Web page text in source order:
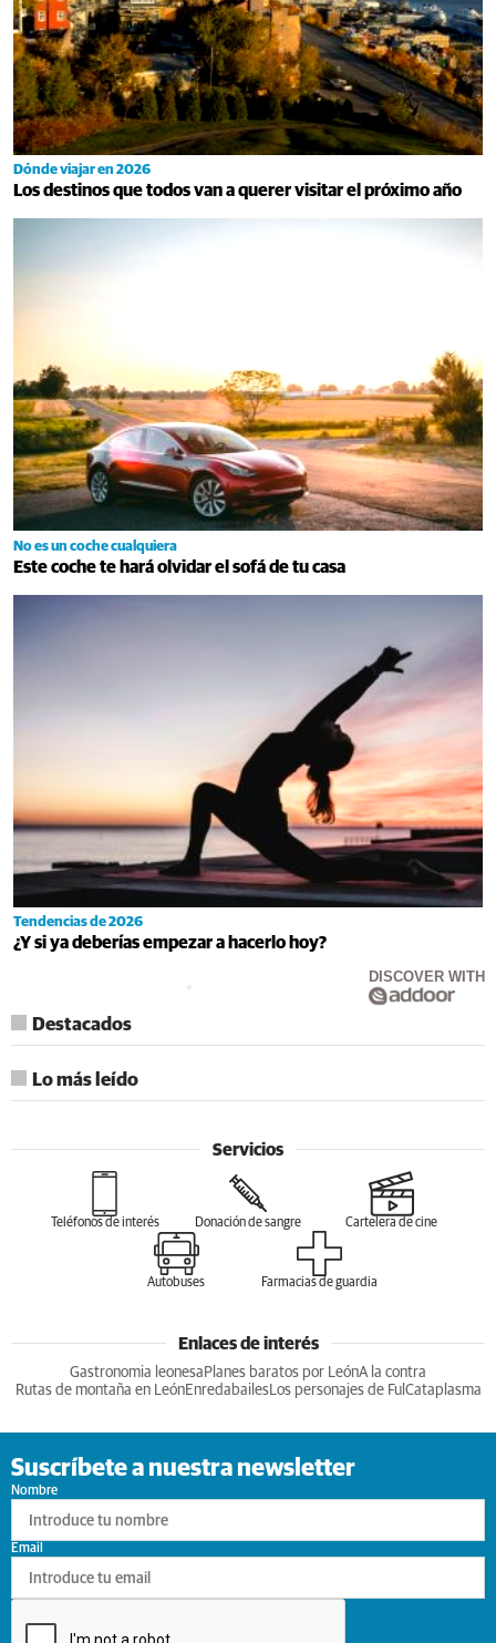
Dónde viajar en 2026
Los destinos que todos van a querer visitar el próximo año
No es un coche cualquiera
Este coche te hará olvidar el sofá de tu casa
Tendencias de 2026
¿Y si ya deberías empezar a hacerlo hoy?
DISCOVER WITH
Destacados
Lo más leído
Servicios
Teléfonos de interés Donación de sangre Cartelera de cine
Autobuses Farmacias de guardia
Enlaces de interés
Gastronomia leonesa Planes baratos por LeónA la contra
Rutas de montaña en LeónEnredabailesLos personajes de Ful Cataplasma
Suscríbete a nuestra newsletter
Nombre
Email